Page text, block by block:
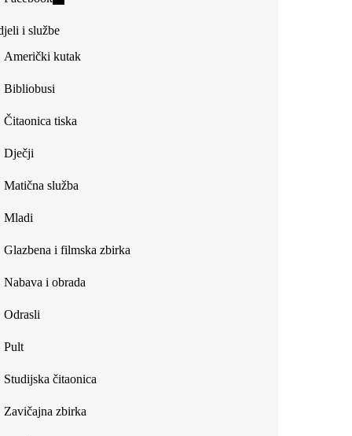
external)
external)
i službe
Američki kutak
Bibliobusi
Čitaonica tiska
Dječji
Matična služba
Mladi
Glazbena i filmska zbirka
Nabava i obrada
Odrasli
Pult
Studijska čitaonica
Zavičajna zbirka